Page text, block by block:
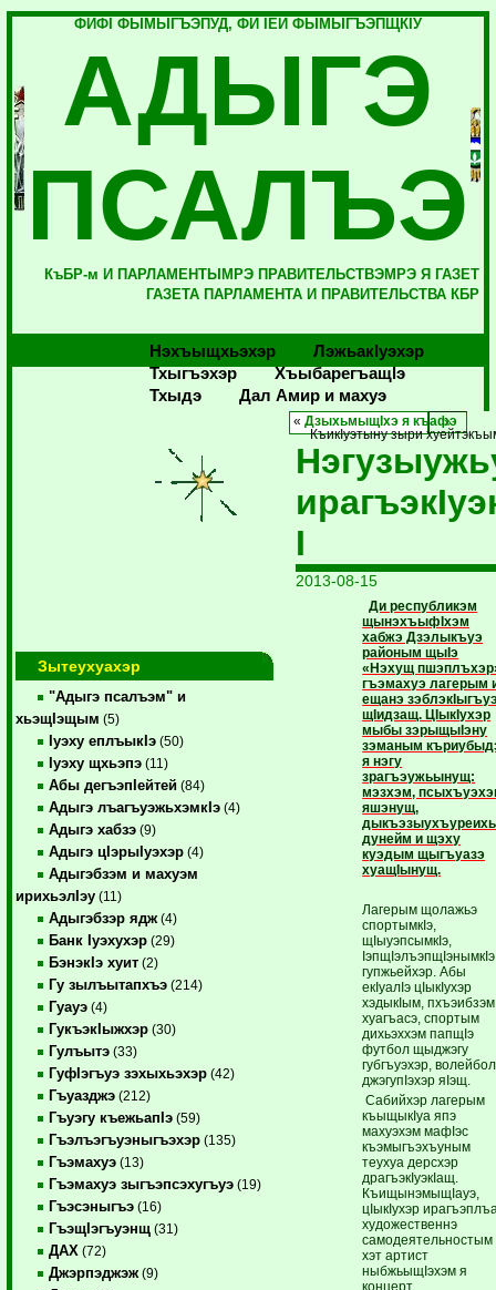
ФИФI ФЫМЫГЪЭПУД, ФИ IЕЙ ФЫМЫГЪЭПЩКIУ
АДЫГЭ
ПСАЛЪЭ
КъБР-м И ПАРЛАМЕНТЫМРЭ ПРАВИТЕЛЬСТВЭМРЭ Я ГАЗЕТ
ГАЗЕТА ПАРЛАМЕНТА И ПРАВИТЕЛЬСТВА КБР
Нэхъыщхьэхэр
Лэжьакlуэхэр
Тхыгъэхэр
Хъыбарегъащlэ
Тхыдэ
Дал Амир и махуэ
Зытеухуахэр
"Адыгэ псалъэм" и
хьэщIэщым (5)
Iуэху еплъыкIэ (50)
Iуэху щхьэпэ (11)
Абы дегъэпIейтей (84)
Адыгэ лъагъуэжьхэмкIэ (4)
Адыгэ хабзэ (9)
Адыгэ цIэрыIуэхэр (4)
Адыгэбзэм и махуэм
ирихьэлIэу (11)
Адыгэбзэр ядж (4)
Банк Iуэхухэр (29)
БэнэкIэ хуит (2)
Гу зылъытапхъэ (214)
Гуауэ (4)
ГукъэкIыжхэр (30)
Гулъытэ (33)
ГуфIэгъуэ зэхыхьэхэр (42)
Гъуазджэ (212)
Гъуэгу къежьапIэ (59)
Гъэлъэгъуэныгъэхэр (135)
Гъэмахуэ (13)
Гъэмахуэ зыгъэпсэхугъуэ (19)
Гъэсэныгъэ (16)
ГъэщIэгъуэнщ (31)
ДАХ (72)
Джэрпэджэж (9)
«ДзыхьмыщIхэ я къафэ
КъикIуэтыну зыри
I
2013-08-15
Ди республикэм
щынэхъыфIхэм
хабжэ Дзэлыкъуэ
районым щыIэ
«Нэхущ
гъэмахуэ лагерым
ещанэ
щIидзащ. ЦIыкIухэр
мыбы зэрыщыIэну
зэманым
я нэгу
зрагъэужьынущ:
мэзхэм,
яшэнущ,
дыкъэзыухъу­реихь
дунейм и щэху
куэдым щыгъуазэ
хуащIынущ.
Лагерым щолажьэ
спортымкIэ,
щIыуэпсымкIэ,
IэпщIэлъэп­щIэ­нымкIэ
гупжьейхэр. Абы
екIуалIэ цIыкIухэр
хэдыкIым, пхъэ­и­бзэм
хуагъасэ, спортым
дихьэххэм папщIэ
футбол щыджэгу
губгъуэхэр, волейбол
джэгупIэхэр яIэщ.
Сабийхэр лагерым
къыщыкIуа япэ
махуэхэм мафIэс
къэмыгъэ­хъуным
теухуа дерсхэр
драгъэкIуэкIащ.
КъищынэмыщIауэ,
цIыкIу­хэр
художественнэ
самодеятельностым
хэт артист
ныбжьыщIэхэм я
концерт.